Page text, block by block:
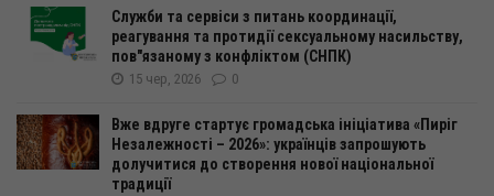
Служби та сервіси з питань координації,
реагування та протидії сексуальному насильству,
пов"язаному з конфліктом (СНПК)
15 чер, 2026 0
Вже вдруге стартує громадська ініціатива «Пиріг
Незалежності – 2026»: українців запрошують
долучитися до створення нової національної
традиції